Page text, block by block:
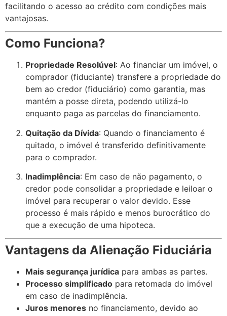
facilitando o acesso ao crédito com condições mais
vantajosas.
Como Funciona?
Propriedade Resolúvel: Ao financiar um imóvel, o
comprador (fiduciante) transfere a propriedade do
bem ao credor (fiduciário) como garantia, mas
mantém a posse direta, podendo utilizá-lo
enquanto paga as parcelas do financiamento.
Quitação da Dívida: Quando o financiamento é
quitado, o imóvel é transferido definitivamente
para o comprador.
Inadimplência: Em caso de não pagamento, o
credor pode consolidar a propriedade e leiloar o
imóvel para recuperar o valor devido. Esse
processo é mais rápido e menos burocrático do
que a execução de uma hipoteca.
Vantagens da Alienação Fiduciária
Mais segurança jurídica para ambas as partes.
Processo simplificado para retomada do imóvel
em caso de inadimplência.
Juros menores no financiamento, devido ao